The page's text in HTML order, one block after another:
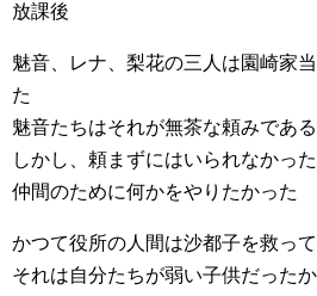
放課後
魅音、レナ、梨花の三人は園崎家
た
魅音たちはそれが無茶な頼みであ
しかし、頼まずにはいられなかった
仲間のために何かをやりたかった
かつて役所の人間は沙都子を救っ
それは自分たちが弱い子供だった